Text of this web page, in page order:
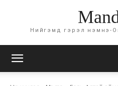
Нийгэмд гэрэл нэмнэ-